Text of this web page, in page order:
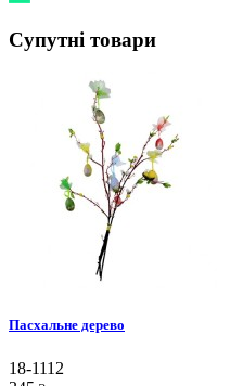
Супутні товари
Пасхальне дерево
18-1112